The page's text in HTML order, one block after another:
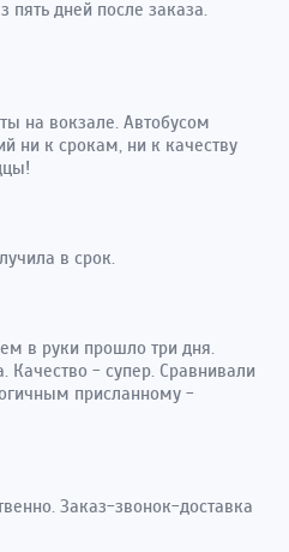
пять дней после заказа.
на вокзале. Автобусом
ни к срокам, ни к качеству
в срок.
в руки прошло три дня.
Качество - супер. Сравнивали
присланному -
Заказ-звонок-доставка